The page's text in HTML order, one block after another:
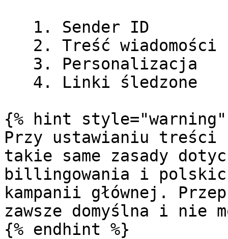
{% hint style="warning"
Przy ustawianiu treści
takie same zasady
billingowania i
kampanii głównej.
zawsze domyślna i nie
{% endhint %}